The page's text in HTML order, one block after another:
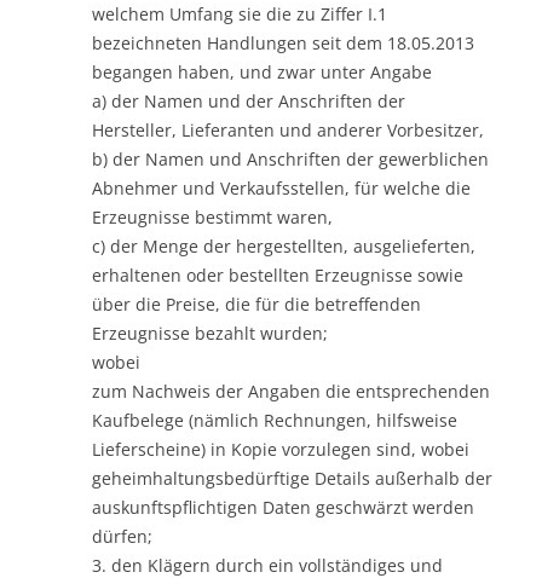
welchem Umfang sie die zu Ziffer I.1
bezeichneten Handlungen seit dem 18.05.2013
begangen haben, und zwar unter Angabe
a) der Namen und der Anschriften der
Hersteller, Lieferanten und anderer Vorbesitzer,
b) der Namen und Anschriften der gewerblichen
Abnehmer und Verkaufsstellen, für welche die
Erzeugnisse bestimmt waren,
c) der Menge der hergestellten, ausgelieferten,
erhaltenen oder bestellten Erzeugnisse sowie
über die Preise, die für die betreffenden
Erzeugnisse bezahlt wurden;
wobei
zum Nachweis der Angaben die entsprechenden
Kaufbelege (nämlich Rechnungen, hilfsweise
Lieferscheine) in Kopie vorzulegen sind, wobei
geheimhaltungsbedürftige Details außerhalb der
auskunftspflichtigen Daten geschwärzt werden
dürfen;
3. den Klägern durch ein vollständiges und